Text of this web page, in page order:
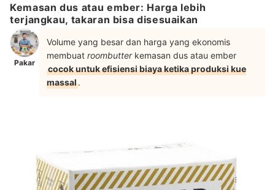
Kemasan dus atau ember: Harga lebih
terjangkau, takaran bisa disesuaikan
Pakar
Volume yang besar dan harga yang ekonomis
membuat roombutterkemasan dus atau ember
cocok untuk efisiensi biaya ketika produksi kue
massal.